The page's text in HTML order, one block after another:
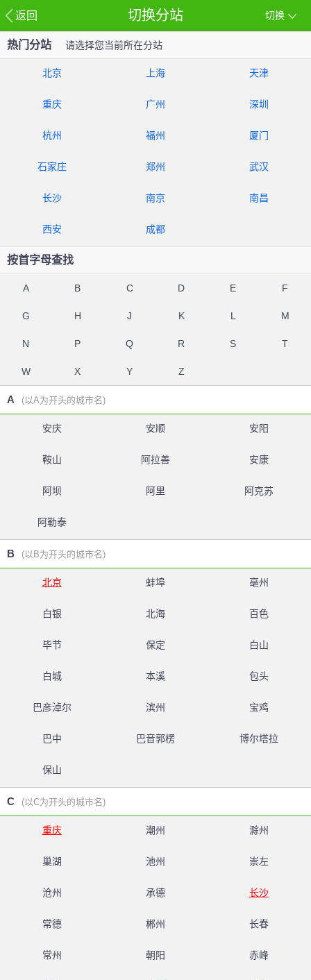
返回 切换
切换分站
热门分站 请选择您当前所在分站
北京 上海 天津
重庆 广州 深圳
杭州 福州 厦门
石家庄 郑州 武汉
长沙 南京 南昌
西安 成都
按首字母查找
A B C D E F
G H J K L M
N P Q R S T
W X Y Z
A (以A为开头的城市名)
安庆 安顺 安阳
鞍山 阿拉善 安康
阿坝 阿里 阿克苏
阿勒泰
B (以B为开头的城市名)
北京 蚌埠 亳州
白银 北海 百色
毕节 保定 白山
白城 本溪 包头
巴彦淖尔 滨州 宝鸡
巴中 巴音郭楞 博尔塔拉
保山
C (以C为开头的城市名)
重庆 潮州 滁州
巢湖 池州 崇左
沧州 承德 长沙
常德 郴州 长春
常州 朝阳 赤峰